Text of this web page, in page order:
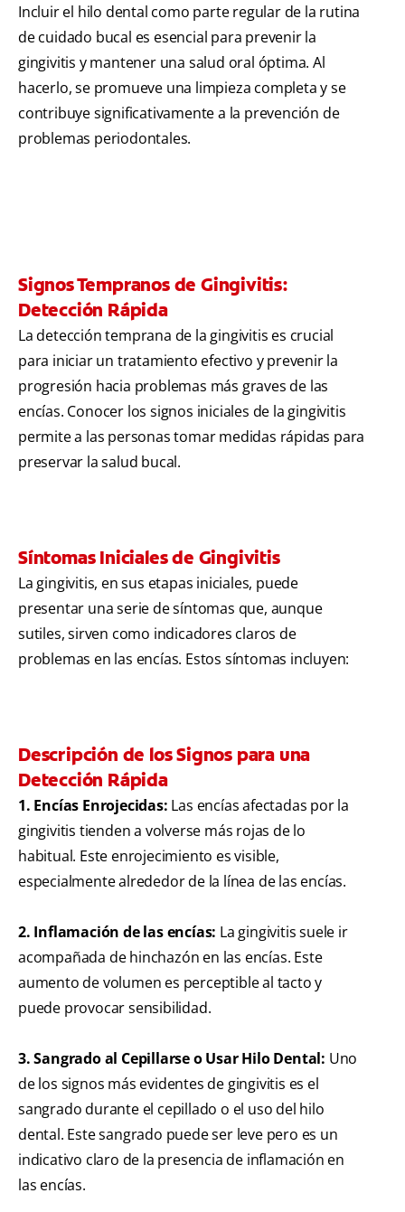
Incluir el hilo dental como parte regular de la rutina
de cuidado bucal es esencial para prevenir la
gingivitis y mantener una salud oral óptima. Al
hacerlo, se promueve una limpieza completa y se
contribuye significativamente a la prevención de
problemas periodontales.
Signos Tempranos de Gingivitis:
Detección Rápida
La detección temprana de la gingivitis es crucial
para iniciar un tratamiento efectivo y prevenir la
progresión hacia problemas más graves de las
encías. Conocer los signos iniciales de la gingivitis
permite a las personas tomar medidas rápidas para
preservar la salud bucal.
Síntomas Iniciales de Gingivitis
La gingivitis, en sus etapas iniciales, puede
presentar una serie de síntomas que, aunque
sutiles, sirven como indicadores claros de
problemas en las encías. Estos síntomas incluyen:
Descripción de los Signos para una
Detección Rápida
1. Encías Enrojecidas: Las encías afectadas por la
gingivitis tienden a volverse más rojas de lo
habitual. Este enrojecimiento es visible,
especialmente alrededor de la línea de las encías.
2. Inflamación de las encías: La gingivitis suele ir
acompañada de hinchazón en las encías. Este
aumento de volumen es perceptible al tacto y
puede provocar sensibilidad.
3. Sangrado al Cepillarse o Usar Hilo Dental: Uno
de los signos más evidentes de gingivitis es el
sangrado durante el cepillado o el uso del hilo
dental. Este sangrado puede ser leve pero es un
indicativo claro de la presencia de inflamación en
las encías.